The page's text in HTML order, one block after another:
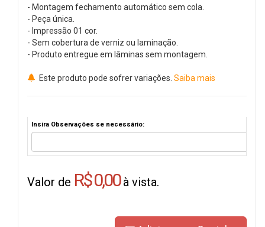
- Montagem fechamento automático sem cola.
- Peça única.
- Impressão 01 cor.
- Sem cobertura de verniz ou laminação.
- Produto entregue em lâminas sem montagem.
Este produto pode sofrer variações. Saiba mais
Insira Observações se necessário:
Valor de R$ 0,00à vista.